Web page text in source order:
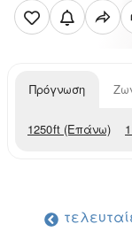
Πρόγνωση
1250ft (Επάνω)